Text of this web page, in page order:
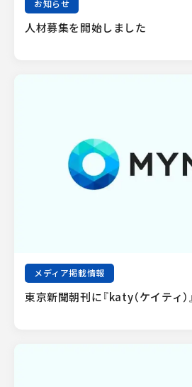
お知らせ
人材募集を開始しました
メディア掲載情報
東京新聞朝刊に『katy（ケイティ